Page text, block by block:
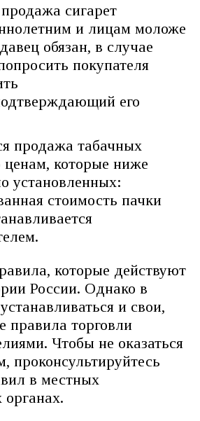
сигарет
и лицам моложе
обязан, в случае
покупателя
его
продажа табачных
ценам, которые ниже
установленных:
стоимость пачки
которые действуют
России. Однако в
и свои,
правила торговли
Чтобы не оказаться
проконсультируйтесь
в местных